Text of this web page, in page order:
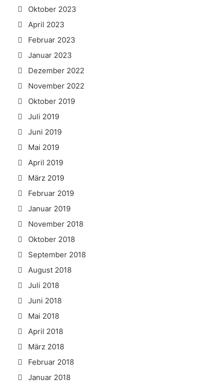
Oktober 2023
April 2023
Februar 2023
Januar 2023
Dezember 2022
November 2022
Oktober 2019
Juli 2019
Juni 2019
Mai 2019
April 2019
März 2019
Februar 2019
Januar 2019
November 2018
Oktober 2018
September 2018
August 2018
Juli 2018
Juni 2018
Mai 2018
April 2018
März 2018
Februar 2018
Januar 2018